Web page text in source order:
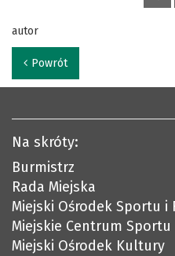
autor
Powrót
Na skróty:
Burmistrz
Rada Miejska
Miejski Ośrodek Sportu i
Miejskie Centrum Sportu
Miejski Ośrodek Kultury